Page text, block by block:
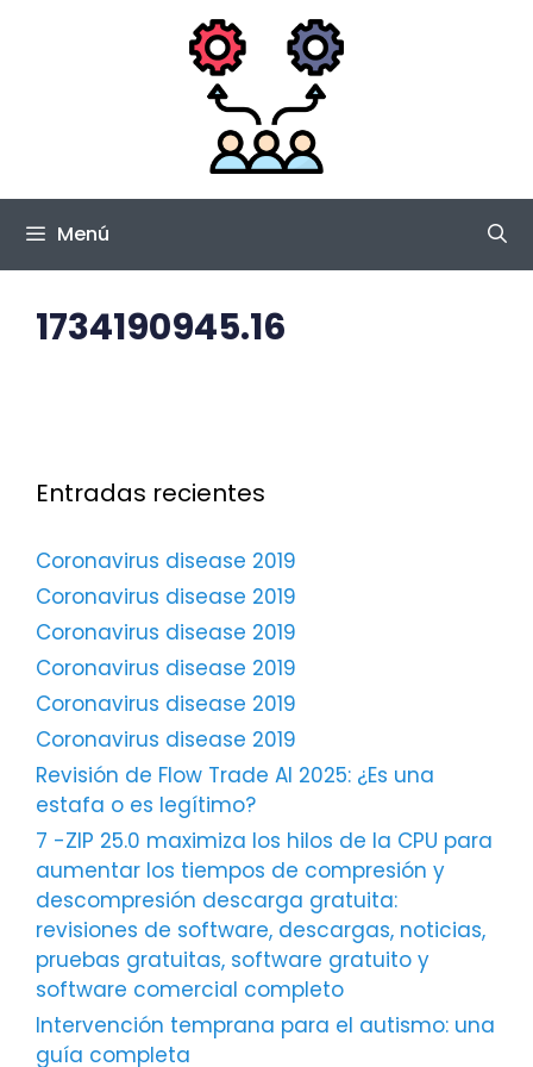
Menú
1734190945.16
Entradas recientes
Coronavirus disease 2019
Coronavirus disease 2019
Coronavirus disease 2019
Coronavirus disease 2019
Coronavirus disease 2019
Coronavirus disease 2019
Revisión de Flow Trade AI 2025: ¿Es una
estafa o es legítimo?
7 -ZIP 25.0 maximiza los hilos de la CPU para
aumentar los tiempos de compresión y
descompresión descarga gratuita:
revisiones de software, descargas, noticias,
pruebas gratuitas, software gratuito y
software comercial completo
Intervención temprana para el autismo: una
guía completa